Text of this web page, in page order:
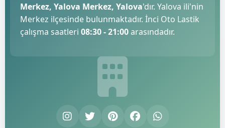
Merkez, Yalova Merkez, Yalova'dır. Yalova ili'nin
Merkez ilçesinde bulunmaktadır. İnci Oto Lastik
çalışma saatleri 08:30 - 21:00arasındadır.